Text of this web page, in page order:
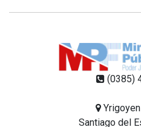
(0385)
Santiago del